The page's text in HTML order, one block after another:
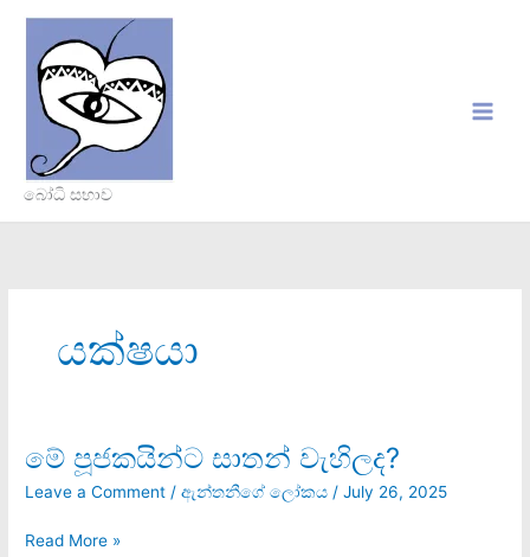
content
බෝධි සභාව
යක්ෂයා
මේ පූජකයින්ට සාතන් වැහිලද?
Leave a Comment /ඇන්තනීගේ ලෝකය /July 26, 2025
මේ
පූජකයින්ට
සාතන්
Read More »